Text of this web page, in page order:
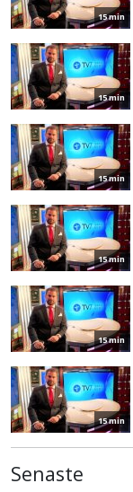
15 min
15 min
15 min
15 min
15 min
15 min
Senaste